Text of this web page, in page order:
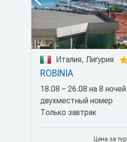
Италия, Лигурия
ROBINIA
18.08 – 26.08 на 8 ночей
двухместный номер
Только завтрак
Цена за тур